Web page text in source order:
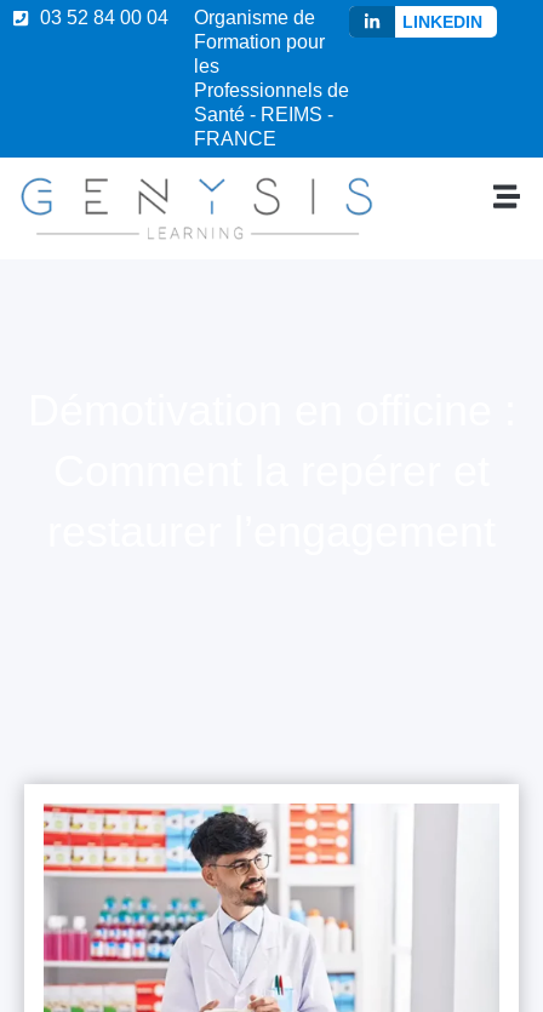
03 52 84 00 04
Organisme de
Formation pour
les
Professionnels de
Santé - REIMS -
FRANCE
LINKEDIN